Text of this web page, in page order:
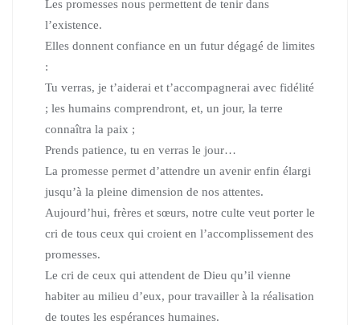
Les promesses nous permettent de tenir dans
l’existence.
Elles donnent confiance en un futur dégagé de limites
:
Tu verras, je t’aiderai et t’accompagnerai avec fidélité
; les humains comprendront, et, un jour, la terre
connaîtra la paix ;
Prends patience, tu en verras le jour…
La promesse permet d’attendre un avenir enfin élargi
jusqu’à la pleine dimension de nos attentes.
Aujourd’hui, frères et sœurs, notre culte veut porter le
cri de tous ceux qui croient en l’accomplissement des
promesses.
Le cri de ceux qui attendent de Dieu qu’il vienne
habiter au milieu d’eux, pour travailler à la réalisation
de toutes les espérances humaines.